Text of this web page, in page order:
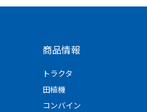
商品情報
トラクタ
田植機
コンバイン